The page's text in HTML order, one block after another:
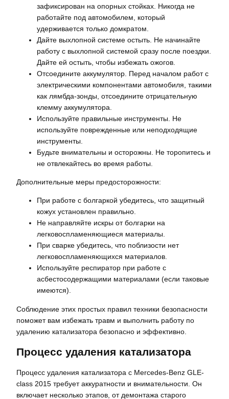
зафиксирован на опорных стойках. Никогда не
работайте под автомобилем, который
удерживается только домкратом.
Дайте выхлопной системе остыть. Не начинайте
работу с выхлопной системой сразу после поездки.
Дайте ей остыть, чтобы избежать ожогов.
Отсоедините аккумулятор. Перед началом работ с
электрическими компонентами автомобиля, такими
как лямбда-зонды, отсоедините отрицательную
клемму аккумулятора.
Используйте правильные инструменты. Не
используйте поврежденные или неподходящие
инструменты.
Будьте внимательны и осторожны. Не торопитесь и
не отвлекайтесь во время работы.
Дополнительные меры предосторожности:
При работе с болгаркой убедитесь, что защитный
кожух установлен правильно.
Не направляйте искры от болгарки на
легковоспламеняющиеся материалы.
При сварке убедитесь, что поблизости нет
легковоспламеняющихся материалов.
Используйте респиратор при работе с
асбестосодержащими материалами (если таковые
имеются).
Соблюдение этих простых правил техники безопасности
поможет вам избежать травм и выполнить работу по
удалению катализатора безопасно и эффективно.
Процесс удаления катализатора
Процесс удаления катализатора с Mercedes-Benz GLE-
class 2015 требует аккуратности и внимательности. Он
включает несколько этапов, от демонтажа старого